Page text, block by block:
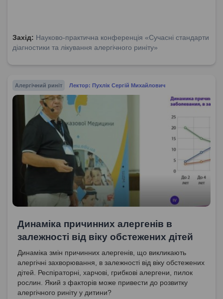
Захід: Науково-практична конференція «Сучасні стандарти
діагностики та лікування алергічного риніту»
Алергічний риніт Лектор: Пухлік Сергій Михайлович
Динаміка причинних алергенів в
залежності від віку обстежених дітей
Динаміка змін причинних алергенів, що викликають
алергічні захворювання, в залежності від віку обстежених
дітей. Респіраторні, харчові, грибкові алергени, пилок
рослин. Який з факторів може привести до розвитку
алергічного риніту у дитини?